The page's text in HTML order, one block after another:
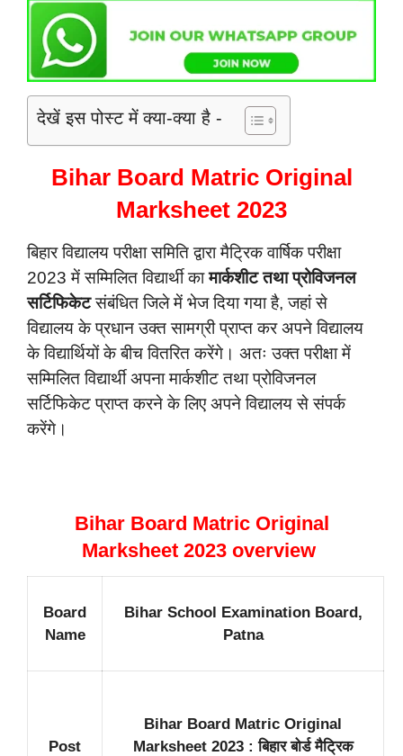
देखें इस पोस्ट में क्या-क्या है -
Bihar Board Matric Original
Marksheet 2023
बिहार विद्यालय परीक्षा समिति द्वारा मैट्रिक वार्षिक परीक्षा
2023 में सम्मिलित विद्यार्थी कामार्कशीट तथा प्रोविजनल
सर्टिफिकेटसंबंधित जिले में भेज दिया गया है, जहां से
विद्यालय के प्रधान उक्त सामग्री प्राप्त कर अपने विद्यालय
के विद्यार्थियों के बीच वितरित करेंगे। अतः उक्त परीक्षा में
सम्मिलित विद्यार्थी अपना मार्कशीट तथा प्रोविजनल
सर्टिफिकेट प्राप्त करने के लिए अपने विद्यालय से संपर्क
करेंगे।
Bihar Board Matric Original
Marksheet 2023 overview
Board
Name
Bihar School Examination Board,
Patna
Post
Bihar Board Matric Original
Marksheet 2023 : बिहार बोर्ड मैट्रिक